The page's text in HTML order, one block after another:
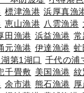
標津漁港 浜厚真漁
恵山漁港 八雲漁港
田漁港 浜益漁港 常
元漁港 伊達漁港 虻
第1湖口 千代の浦
千畳敷 美国漁港 紋
余市港 熊石漁港